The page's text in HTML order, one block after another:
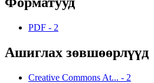
PDF - 2
Ашиглах зөвшөөрлүүд
Creative Commons At... - 2